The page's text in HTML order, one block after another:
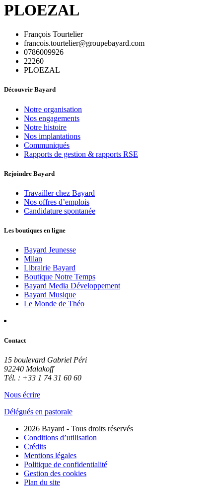
PLOEZAL
François Tourtelier
francois.tourtelier@groupebayard.com
0786009926
22260
PLOEZAL
Découvrir Bayard
Notre organisation
Nos engagements
Notre histoire
Nos implantations
Communiqués
Rapports de gestion & rapports RSE
Rejoindre Bayard
Travailler chez Bayard
Nos offres d’emplois
Candidature spontanée
Les boutiques en ligne
Bayard Jeunesse
Milan
Librairie Bayard
Boutique Notre Temps
Bayard Media Développement
Bayard Musique
Le Monde de Théo
Contact
15 boulevard Gabriel Péri
92240 Malakoff
Tél. : +33 1 74 31 60 60
Nous écrire
Délégués en pastorale
2026 Bayard - Tous droits réservés
Conditions d’utilisation
Crédits
Mentions légales
Politique de confidentialité
Gestion des cookies
Plan du site